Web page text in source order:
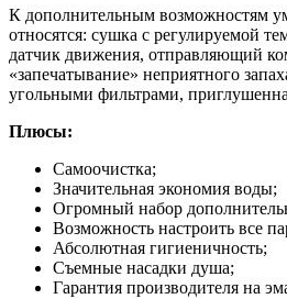
К дополнительным возможностям
относятся: сушка с регулируемой
датчик движения, отправляющий
«запечатывание» неприятного
угольными фильтрами,
Плюсы:
Самоочистка;
Значительная экономия воды;
Огромный набор
Возможность настроить все
Абсолютная гигиеничность;
Съемные насадки душа;
Гарантия производителя на